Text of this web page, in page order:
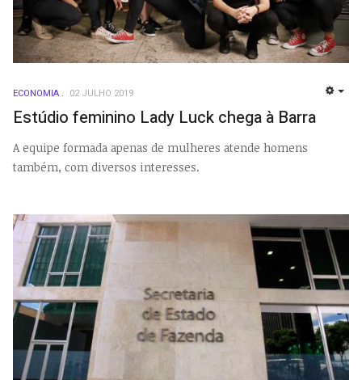
ECONOMIA 02 JULHO 2019
Estúdio feminino Lady Luck chega à Barra
A equipe formada apenas de mulheres atende homens
também, com diversos interesses.